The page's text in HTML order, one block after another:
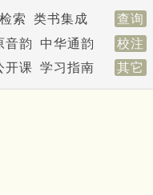
索 类书集成 查询
音韵 中华通韵 校注
开课 学习指南 其它